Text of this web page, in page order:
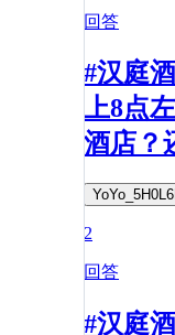
回答
#汉庭
上8点
酒店？
2
回答
#汉庭